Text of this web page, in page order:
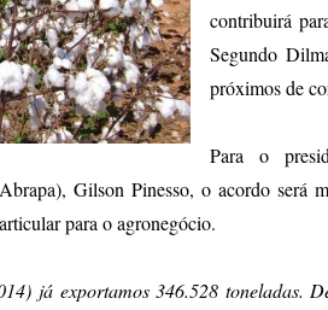
contribuirá
Segundo
próximos de
Para o
Gilson Pinesso, o acordo será
para o agronegócio.
já exportamos 346.528 toneladas.